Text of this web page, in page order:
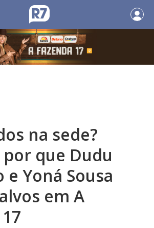
na sede?
que Dudu
e Yoná Sousa
em A